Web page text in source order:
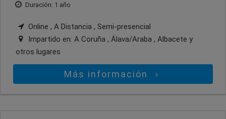
Duración: 1 año
Online , A Distancia , Semi-presencial
Impartido en: A Coruña , Álava/Araba , Albacete y
otros lugares
Más información